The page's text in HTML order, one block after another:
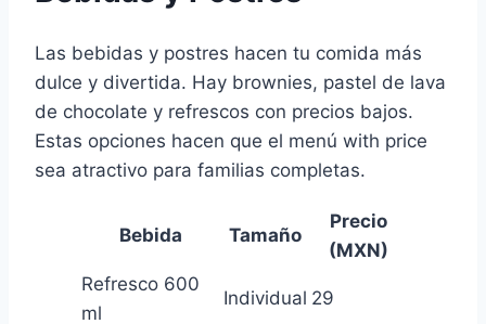
Las bebidas y postres hacen tu comida más
dulce y divertida. Hay brownies, pastel de lava
de chocolate y refrescos con precios bajos.
Estas opciones hacen que el menú with price
sea atractivo para familias completas.
Bebida Tamaño
Precio
(MXN)
Refresco 600
ml
Individual 29